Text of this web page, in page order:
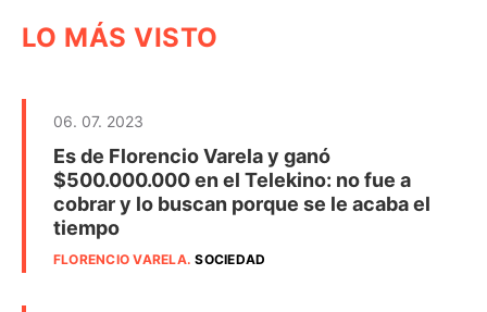
LO MÁS VISTO
06. 07. 2023
Es de Florencio Varela y ganó
$500.000.000 en el Telekino: no fue a
cobrar y lo buscan porque se le acaba el
tiempo
FLORENCIO VARELA.SOCIEDAD